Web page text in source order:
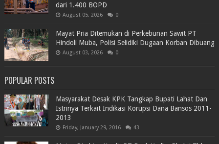
dari 1.400 BOPD
August 05, 2026 0
Mayat Pria Ditemukan di Perkebunan Sawit PT
Hindoli Muba, Polisi Selidiki Dugaan Korban Dibuang
August 03, 2026 0
POPULAR POSTS
Masyarakat Desak KPK Tangkap Bupati Lahat Dan
Istrinya Terkait Indikasi Korupsi Dana Bansos 2011-
2013
Friday, January 29, 2016 43